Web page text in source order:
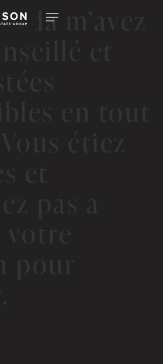
m’avez